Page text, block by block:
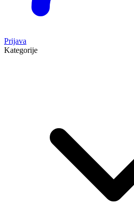
Prijava
Kategorije